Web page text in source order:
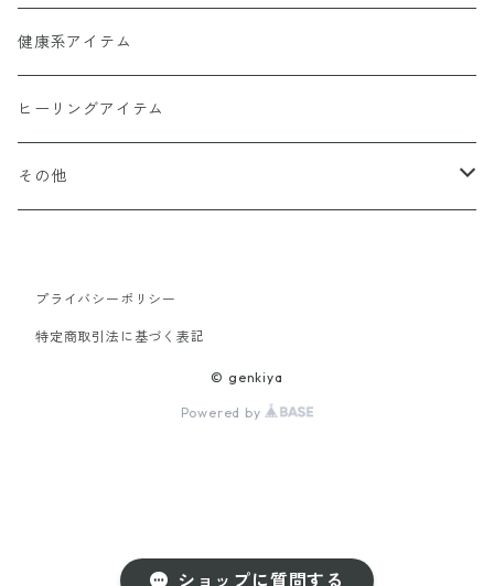
ショップに質問する
ヒーリンゴの仲間たちCD1368
幻妙鏡(万華鏡)
オーナメント（収納・飾り台)
水眠亭クラフト（その他作品）
健康系アイテム
ヒーリングアイテム
その他
【LHG 高濃度水素酸素発生装置】関連商品
プライバシーポリシー
特定商取引法に基づく表記
© genkiya
Powered by